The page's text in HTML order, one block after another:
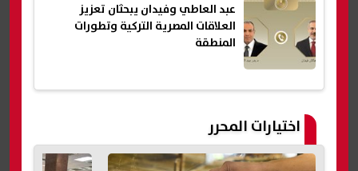
عبد العاطي وفيدان يبحثان تعزيز
العلاقات المصرية التركية وتطورات
المنطقة
اختيارات المحرر